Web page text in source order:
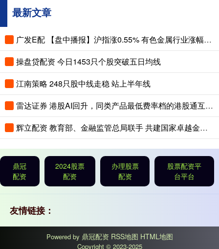
最新文章
广发E配 【盘中播报】沪指涨0.55% 有色金属行业涨幅最大
操盘贷配资 今日1453只个股突破五日均线
江南策略 248只股中线走稳 站上半年线
雷达证券 港股AI回升，同类产品最低费率档的港股通互联网ETF华夏（520910）现涨超2%
辉立配资 教育部、金融监管总局联手 共建国家卓越金融人才培养基地
鼎冠
配资
2024股票
配资
办理股票
配资
股票配资平
台平台
友情链接：
Powered by 鼎冠配资 RSS地图 HTML地图
Copyright © 2023-2025